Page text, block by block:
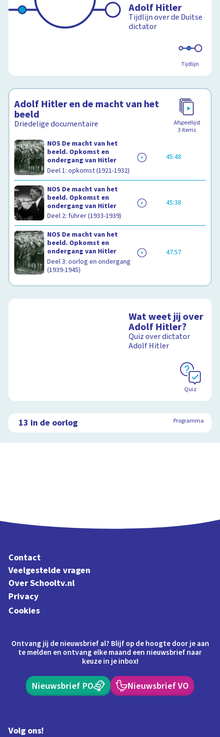
Adolf Hitler
Tijdlijn over de Duitse
dictator
Tijdlijn
Adolf Hitler en de macht van het
beeld
Driedelige documentaire
Afspeellijst
3 items
NOS De macht van het
beeld. Opkomst en
ondergang van Hitler
Deel 1: opkomst (1921-1932)
45:48
NOS De macht van het
beeld. Opkomst en
ondergang van Hitler
Deel 2: führer (1933-1939)
45:38
NOS De macht van het
beeld. Opkomst en
ondergang van Hitler
Deel 3: oorlog en ondergang
(1939-1945)
47:57
Wat weet jij over
Adolf Hitler?
Quiz over dictator
Adolf Hitler
Quiz
13 in de oorlog Programma
Contact
Veelgestelde vragen
Over Schooltv.nl
Privacy
Cookies
Ontvang jij de nieuwsbrief al? Blijf op de hoogte door je aan
te melden en ontvang elke maand een nieuwsbrief naar
keuze in je inbox!
Nieuwsbrief PO Nieuwsbrief VO
Volg ons!